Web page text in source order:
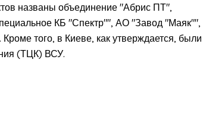
названы объединение "Абрис ПТ",
КБ "Спектр"", АО "Завод "Маяк"",
того, в Киеве, как утверждается, были
(ТЦК) ВСУ.